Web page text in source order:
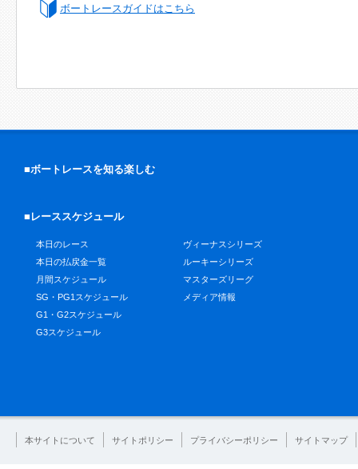
ボートレースガイドはこちら
■ボートレースを知る楽しむ
■レーススケジュール
本日のレース
本日の払戻金一覧
月間スケジュール
SG・PG1スケジュール
G1・G2スケジュール
G3スケジュール
ヴィーナスシリーズ
ルーキーシリーズ
マスターズリーグ
メディア情報
本サイトについて サイトポリシー プライバシーポリシー サイトマップ